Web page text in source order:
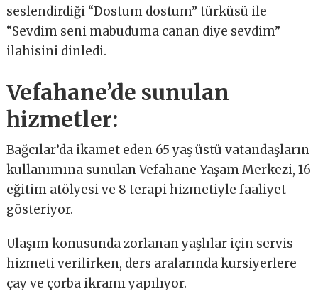
seslendirdiği “Dostum dostum” türküsü ile
“Sevdim seni mabuduma canan diye sevdim”
ilahisini dinledi.
Vefahane’de sunulan
hizmetler:
Bağcılar’da ikamet eden 65 yaş üstü vatandaşların
kullanımına sunulan Vefahane Yaşam Merkezi, 16
eğitim atölyesi ve 8 terapi hizmetiyle faaliyet
gösteriyor.
Ulaşım konusunda zorlanan yaşlılar için servis
hizmeti verilirken, ders aralarında kursiyerlere
çay ve çorba ikramı yapılıyor.